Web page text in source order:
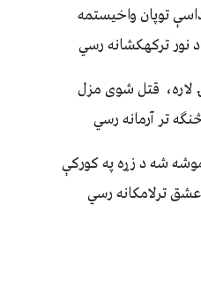
توپان واخيستمه
تركهكشانه رسي
لاره، قتل شوى مزل
تر آرمانه رسي
شه د زړه په كوركې
ترلامكانه رسي